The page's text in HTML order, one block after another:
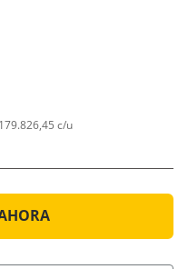
c/u